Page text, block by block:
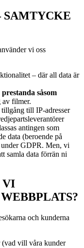
SAMTYCKE
vi oss
– där all data är
såsom
av filmer.
till IP-adresser
antingen som
data (beroende på
under GDPR. Men, vi
samla data förrän ni
VI
och kunderna
(vad vill våra kunder